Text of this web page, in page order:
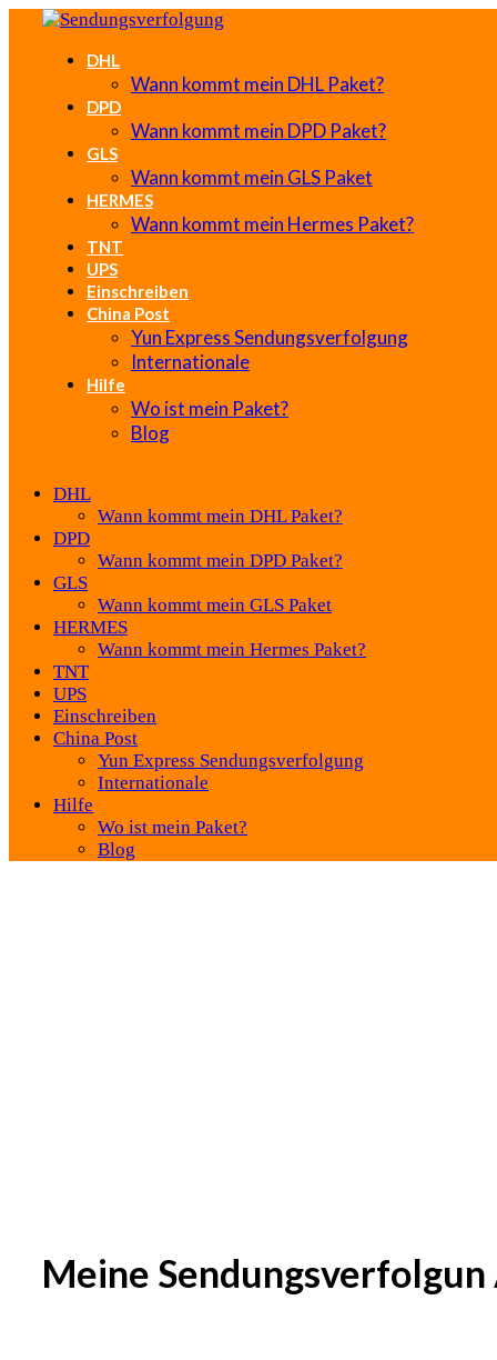
DHL
Wann kommt mein DHL Paket?
DPD
Wann kommt mein DPD Paket?
GLS
Wann kommt mein GLS Paket
HERMES
Wann kommt mein Hermes Paket?
TNT
UPS
Einschreiben
China Post
Yun Express Sendungsverfolgung
Internationale
Hilfe
Wo ist mein Paket?
Blog
DHL
Wann kommt mein DHL Paket?
DPD
Wann kommt mein DPD Paket?
GLS
Wann kommt mein GLS Paket
HERMES
Wann kommt mein Hermes Paket?
TNT
UPS
Einschreiben
China Post
Yun Express Sendungsverfolgung
Internationale
Hilfe
Wo ist mein Paket?
Blog
Meine Sendungsverfolgun